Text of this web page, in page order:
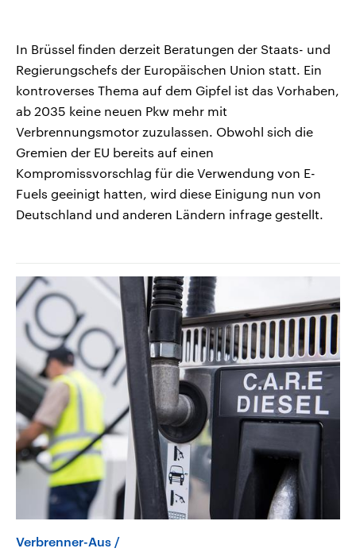
In Brüssel finden derzeit Beratungen der Staats- und
Regierungschefs der Europäischen Union statt. Ein
kontroverses Thema auf dem Gipfel ist das Vorhaben,
ab 2035 keine neuen Pkw mehr mit
Verbrennungsmotor zuzulassen. Obwohl sich die
Gremien der EU bereits auf einen
Kompromissvorschlag für die Verwendung von E-
Fuels geeinigt hatten, wird diese Einigung nun von
Deutschland und anderen Ländern infrage gestellt.
Verbrenner-Aus